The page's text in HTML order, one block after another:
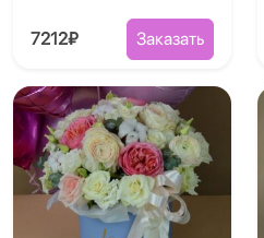
7212₽ Заказать